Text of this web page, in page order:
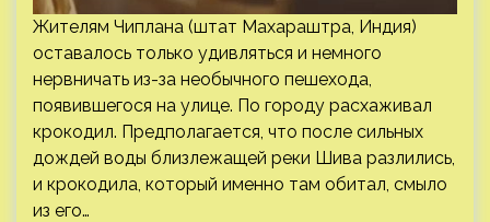
Жителям Чиплана (штат Махараштра, Индия)
оставалось только удивляться и немного
нервничать из-за необычного пешехода,
появившегося на улице. По городу расхаживал
крокодил. Предполагается, что после сильных
дождей воды близлежащей реки Шива разлились,
и крокодила, который именно там обитал, смыло
из его…